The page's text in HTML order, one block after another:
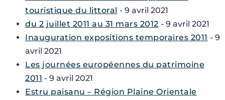
touristique du littoral - 9 avril 2021
du 2 juillet 2011 au 31 mars 2012 - 9 avril 2021
Inauguration expositions temporaires 2011 - 9
avril 2021
Les journées européennes du patrimoine
2011 - 9 avril 2021
Estru paisanu – Région Plaine Orientale